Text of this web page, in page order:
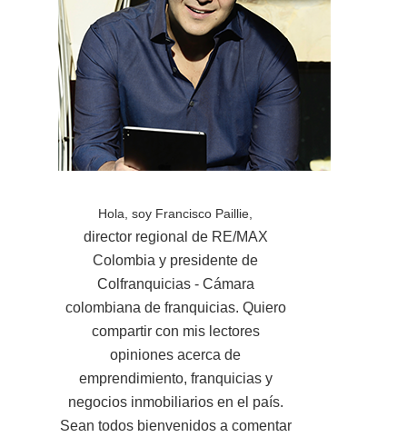
Hola, soy Francisco Paillie,
director regional de RE/MAX
Colombia y presidente de
Colfranquicias - Cámara
colombiana de franquicias. Quiero
compartir con mis lectores
opiniones acerca de
emprendimiento, franquicias y
negocios inmobiliarios en el país.
Sean todos bienvenidos a comentar